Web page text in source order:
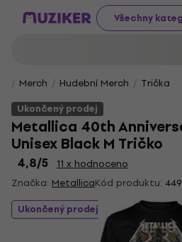
Všechny
Merch Hudební Merch
Trička
Ukončený prodej
Metallica 40th
Unisex Black M Tričko
4,8/5
11 x hodnoceno
Značka: MetallicaKód produktu:
Ukončený prodej